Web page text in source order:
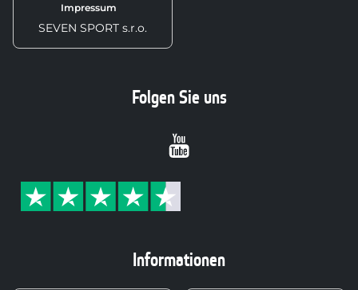
Impressum
SEVEN SPORT s.r.o.
Informationen
Folgen Sie uns
Youtube